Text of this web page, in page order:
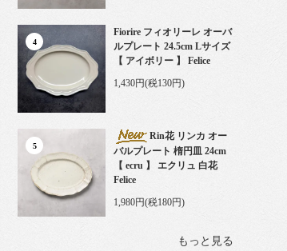
4
Fiorire フィオリーレ オーバ
ルプレート 24.5cm Lサイズ
【 アイボリー 】 Felice
1,430円(税130円)
5
Rin花 リンカ オー
バルプレート 楕円皿 24cm
【 ecru 】 エクリュ 白花
Felice
1,980円(税180円)
もっと見る